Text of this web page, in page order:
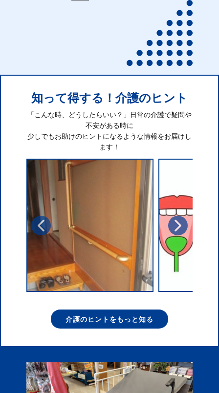
知って得する！介護のヒント
「こんな時、どうしたらいい？」日常の介護で疑問や
不安がある時に
少しでもお助けのヒントになるような情報をお届けし
ます！
介護のヒントをもっと知る